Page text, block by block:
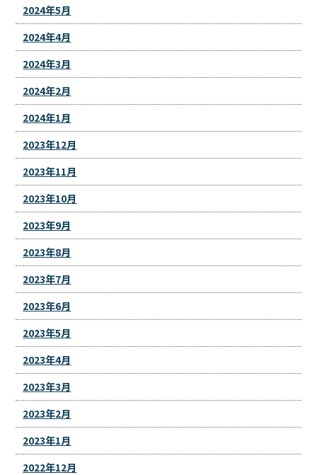
2024年5月
2024年4月
2024年3月
2024年2月
2024年1月
2023年12月
2023年11月
2023年10月
2023年9月
2023年8月
2023年7月
2023年6月
2023年5月
2023年4月
2023年3月
2023年2月
2023年1月
2022年12月